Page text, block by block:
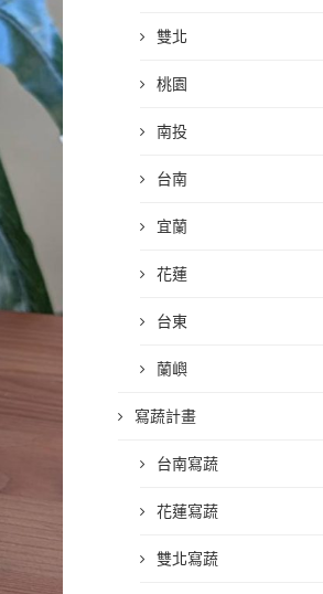
雙北
桃園
南投
台南
宜蘭
花蓮
台東
蘭嶼
寫蔬計畫
台南寫蔬
花蓮寫蔬
雙北寫蔬